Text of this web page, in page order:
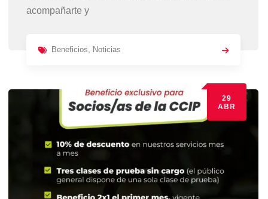
acompañarte y
Beneficios, Noticias
29
ABR